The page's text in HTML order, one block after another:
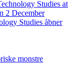
Studies at
2 December
Studies åbner
monstre